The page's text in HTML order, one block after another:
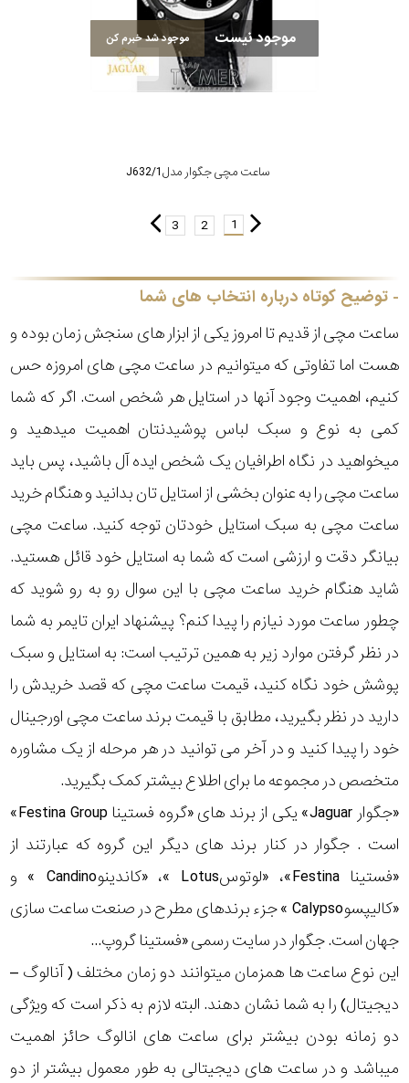
موجود نیست موجود شد خبرم کن
ساعت مچی جگوار مدل J632/1
1
2
3
توضیح کوتاه درباره انتخاب های شما
ساعت مچی از قدیم تا امروز یکی از ابزار های سنجش زمان بوده و
هست اما تفاوتی که میتوانیم در ساعت مچی های امروزه حس
کنیم، اهمیت وجود آنها در استایل هر شخص است. اگر که شما
کمی به نوع و سبک لباس پوشیدنتان اهمیت میدهید و
میخواهید در نگاه اطرافیان یک شخص ایده آل باشید، پس باید
ساعت مچی را به عنوان بخشی از استایل تان بدانید و هنگام خرید
ساعت مچی به سبک استایل خودتان توجه کنید. ساعت مچی
بیانگر دقت و ارزشی است که شما به استایل خود قائل هستید.
شاید هنگام خرید ساعت مچی با این سوال رو به رو شوید که
چطور ساعت مورد نیازم را پیدا کنم؟ پیشنهاد ایران تایمر به شما
در نظر گرفتن موارد زیر به همین ترتیب است: به استایل و سبک
پوشش خود نگاه کنید، قیمت ساعت مچی که قصد خریدش را
دارید در نظر بگیرید، مطابق با قیمت برند ساعت مچی اورجینال
خود را پیدا کنید و در آخر می توانید در هر مرحله از یک مشاوره
متخصص در مجموعه ما برای اطلاع بیشتر کمک بگیرید.
«جگوار Jaguar» یکی از برند های «گروه فستینا Festina Group»
است . جگوار در کنار برند های دیگر این گروه که عبارتند از
«فستینا Festina»، «لوتوسLotus »، «کاندینوCandino » و
«کالیپسوCalypso » جزء برندهای مطرح در صنعت ساعت سازی
جهان است. جگوار در سایت رسمی «فستینا گروپ...
این نوع ساعت ها همزمان میتوانند دو زمان مختلف ( آنالوگ –
دیجیتال) را به شما نشان دهند. البته لازم به ذکر است که ویژگی
دو زمانه بودن بیشتر برای ساعت های انالوگ حائز اهمیت
میباشد و در ساعت های دیجیتالی به طور معمول بیشتر از دو